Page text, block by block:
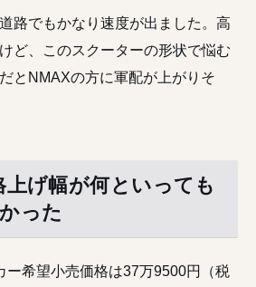
路でもかなり速度が出ました。高
ど、このスクーターの形状で悩む
とNMAXの方に軍配が上がりそ
げ幅が何といっても
った
ー希望小売価格は37万9500円（税